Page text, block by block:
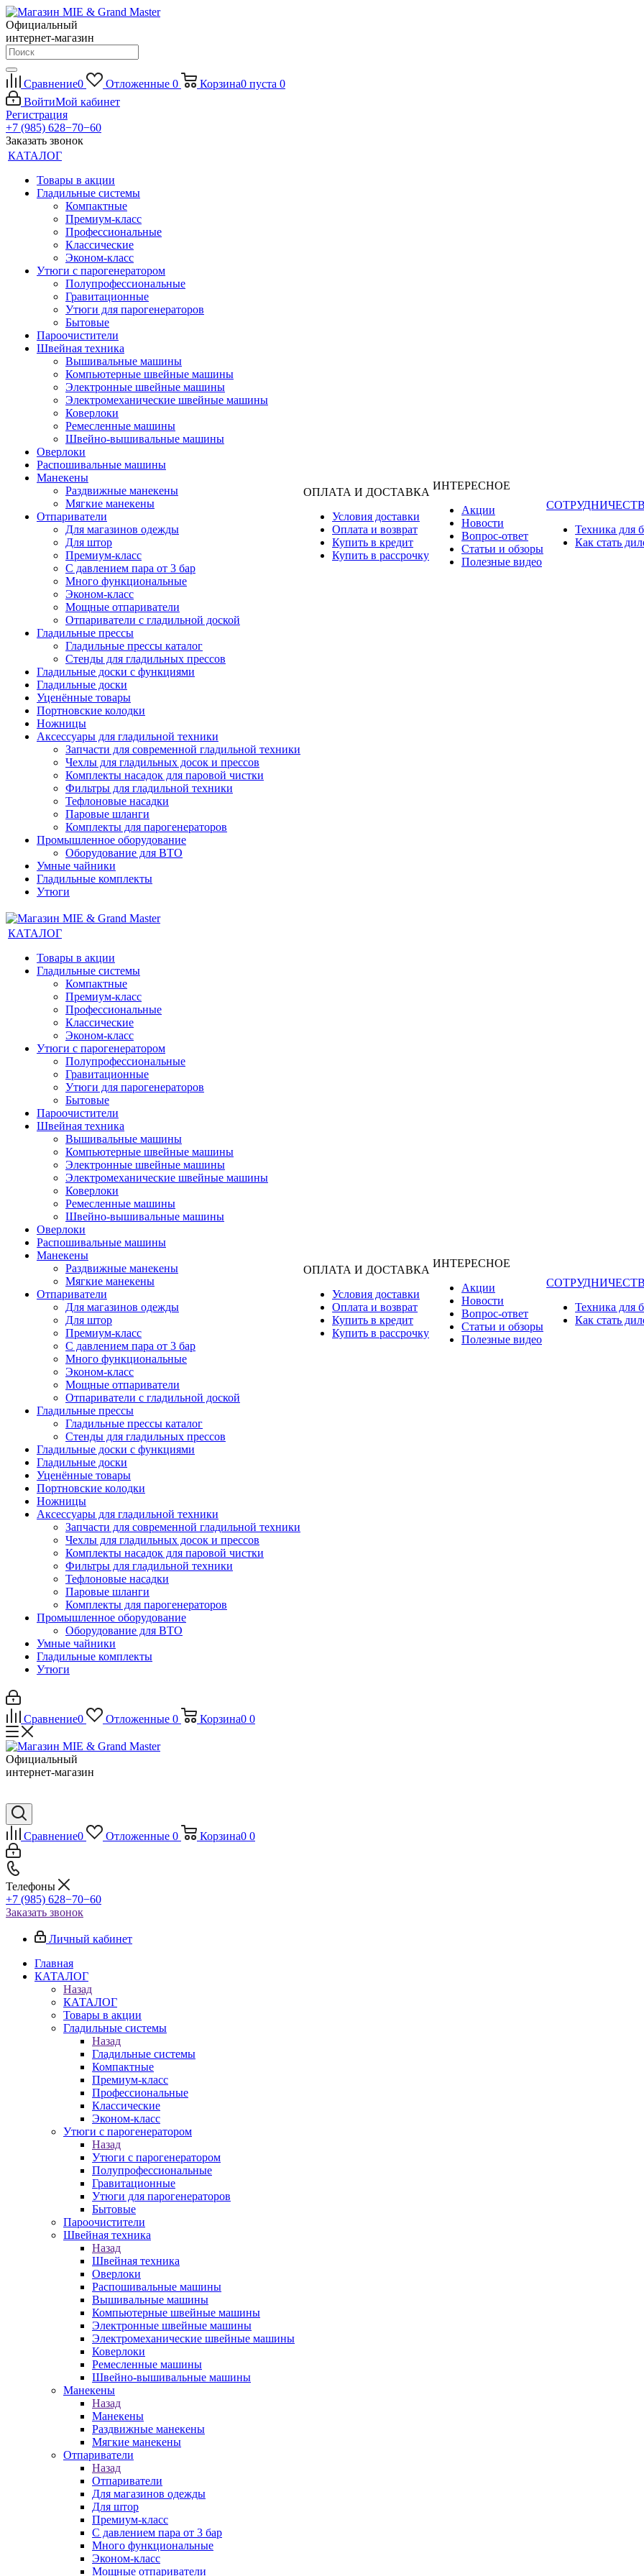
Официальный
интернет-магазин
Сравнение0 Отложенные 0 Корзина0 пуста 0
ВойтиМой кабинет
Регистрация
+7 (985) 628−70−60
Заказать звонок
КАТАЛОГ
Товары в акции
Гладильные системы
Компактные
Премиум-класс
Профессиональные
Классические
Эконом-класс
Утюги с парогенератором
Полупрофессиональные
Гравитационные
Утюги для парогенераторов
Бытовые
Пароочистители
Швейная техника
Вышивальные машины
Компьютерные швейные машины
Электронные швейные машины
Электромеханические швейные машины
Коверлоки
Ремесленные машины
Швейно-вышивальные машины
Оверлоки
Распошивальные машины
Манекены
Раздвижные манекены
Мягкие манекены
Отпариватели
Для магазинов одежды
Для штор
Премиум-класс
С давлением пара от 3 бар
Много функциональные
Эконом-класс
Мощные отпариватели
Отпариватели с гладильной доской
Гладильные прессы
Гладильные прессы каталог
Стенды для гладильных прессов
Гладильные доски с функциями
Гладильные доски
Уценённые товары
Портновские колодки
Ножницы
Аксессуары для гладильной техники
Запчасти для современной гладильной техники
Чехлы для гладильных досок и прессов
Комплекты насадок для паровой чистки
Фильтры для гладильной техники
Тефлоновые насадки
Паровые шланги
Комплекты для парогенераторов
Промышленное оборудование
Оборудование для ВТО
Умные чайники
Гладильные комплекты
Утюги
ОПЛАТА И ДОСТАВКА
Условия доставки
Оплата и возврат
Купить в кредит
Купить в рассрочку
ИНТЕРЕСНОЕ
Акции
Новости
Вопрос-ответ
Статьи и обзоры
Полезные видео
Техника для
Как стать
КАТАЛОГ
Товары в акции
Гладильные системы
Компактные
Премиум-класс
Профессиональные
Классические
Эконом-класс
Утюги с парогенератором
Полупрофессиональные
Гравитационные
Утюги для парогенераторов
Бытовые
Пароочистители
Швейная техника
Вышивальные машины
Компьютерные швейные машины
Электронные швейные машины
Электромеханические швейные машины
Коверлоки
Ремесленные машины
Швейно-вышивальные машины
Оверлоки
Распошивальные машины
Манекены
Раздвижные манекены
Мягкие манекены
Отпариватели
Для магазинов одежды
Для штор
Премиум-класс
С давлением пара от 3 бар
Много функциональные
Эконом-класс
Мощные отпариватели
Отпариватели с гладильной доской
Гладильные прессы
Гладильные прессы каталог
Стенды для гладильных прессов
Гладильные доски с функциями
Гладильные доски
Уценённые товары
Портновские колодки
Ножницы
Аксессуары для гладильной техники
Запчасти для современной гладильной техники
Чехлы для гладильных досок и прессов
Комплекты насадок для паровой чистки
Фильтры для гладильной техники
Тефлоновые насадки
Паровые шланги
Комплекты для парогенераторов
Промышленное оборудование
Оборудование для ВТО
Умные чайники
Гладильные комплекты
Утюги
ОПЛАТА И ДОСТАВКА
Условия доставки
Оплата и возврат
Купить в кредит
Купить в рассрочку
ИНТЕРЕСНОЕ
Акции
Новости
Вопрос-ответ
Статьи и обзоры
Полезные видео
Техника для
Как стать
Сравнение0 Отложенные 0 Корзина0 0
Официальный
интернет-магазин
Сравнение0 Отложенные 0 Корзина0 0
Телефоны
+7 (985) 628−70−60
Заказать звонок
Личный кабинет
Главная
КАТАЛОГ
Назад
КАТАЛОГ
Товары в акции
Гладильные системы
Назад
Гладильные системы
Компактные
Премиум-класс
Профессиональные
Классические
Эконом-класс
Утюги с парогенератором
Назад
Утюги с парогенератором
Полупрофессиональные
Гравитационные
Утюги для парогенераторов
Бытовые
Пароочистители
Швейная техника
Назад
Швейная техника
Оверлоки
Распошивальные машины
Вышивальные машины
Компьютерные швейные машины
Электронные швейные машины
Электромеханические швейные машины
Коверлоки
Ремесленные машины
Швейно-вышивальные машины
Манекены
Назад
Манекены
Раздвижные манекены
Мягкие манекены
Отпариватели
Назад
Отпариватели
Для магазинов одежды
Для штор
Премиум-класс
С давлением пара от 3 бар
Много функциональные
Эконом-класс
Мощные отпариватели